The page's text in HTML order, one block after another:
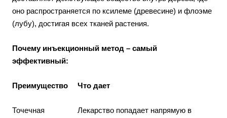
оно распространяется по ксилеме (древесине) и флоэме
(лубу), достигая всех тканей растения.
Почему инъекционный метод – самый
эффективный:
Преимущество Что дает
Точечная
Лекарство попадает напрямую в